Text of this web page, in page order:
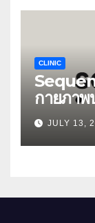
CLINIC
กายภาพ
เส้นJULY 13,